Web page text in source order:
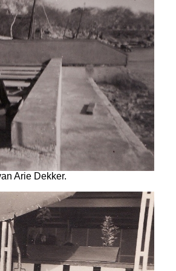
Arie Dekker.